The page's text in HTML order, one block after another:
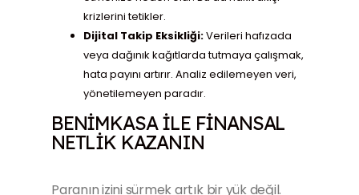
krizlerini tetikler.
Dijital Takip Eksikliği:Verileri hafızada
veya dağınık kağıtlarda tutmaya çalışmak,
hata payını artırır. Analiz edilemeyen veri,
yönetilemeyen paradır.
BENIMKASA ILE FINANSAL
NETLIK KAZANIN
Paranın izini sürmek artık bir yük değil.